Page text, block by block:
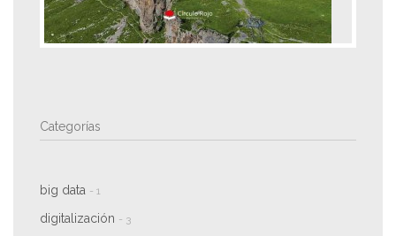
Categorías
big data - 1
digitalización - 3